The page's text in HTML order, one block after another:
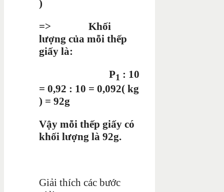
)
=> Khối
lượng của mỗi thếp
giấy là:
P1 : 10
= 0,92 : 10 = 0,092( kg
) = 92g
Vậy mỗi thếp giấy có
khối lượng là 92g.
Giải thích các bước